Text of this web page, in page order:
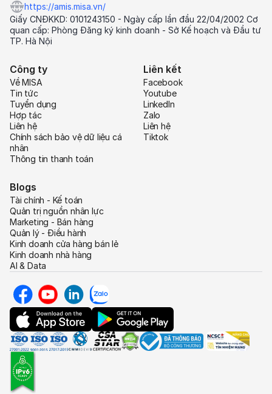
https://amis.misa.vn/
Giấy CNĐKKD: 0101243150 - Ngày cấp lần đầu 22/04/2002 Cơ
quan cấp: Phòng Đăng ký kinh doanh - Sở Kế hoạch và Đầu tư
TP. Hà Nội
Công ty
Về MISA
Tin tức
Tuyển dụng
Hợp tác
Liên hệ
Chính sách bảo vệ dữ liệu cá
nhân
Thông tin thanh toán
Liên kết
Facebook
Youtube
LinkedIn
Zalo
Liên hệ
Tiktok
Blogs
Tài chính - Kế toán
Quản trị nguồn nhân lực
Marketing - Bán hàng
Quản lý - Điều hành
Kinh doanh cửa hàng bán lẻ
Kinh doanh nhà hàng
AI & Data